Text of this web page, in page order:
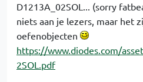
D1213A_02SOL... (sorry
niets aan je lezers, maar het
oefenobjecten
https://www.diodes.com/
2SOL.pdf